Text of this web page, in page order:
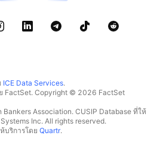
ICE Data Services.
FactSet. Copyright © 2026 FactSet
Association. CUSIP Database ที่ให้
Inc. All rights reserved.
บริการโดย Quartr.